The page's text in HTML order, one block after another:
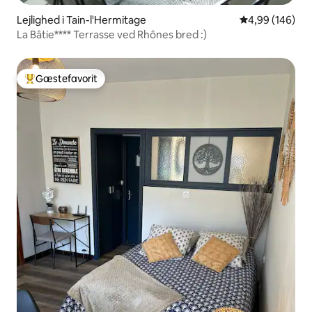
Lejlighed i Tain-l'Hermitage 4,99 ud af 5 i
4,99 (146)
La Bâtie**** Terrasse ved Rhônes bred :)
Bedste gæstefavorit
Gæstefavorit